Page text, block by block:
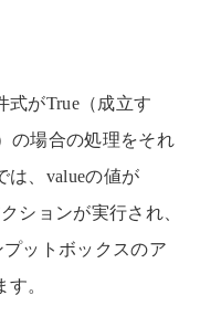
式がTrue（成立す
の場合の処理をそれ
は、valueの値が
ションが実行され、
ットボックスのア
。